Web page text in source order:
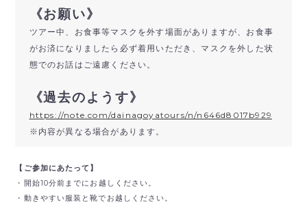
《お願い》
ツアー中、お食事等マスクを外す場面がありますが、お食事
がお済になりましたら必ず着用いただき、マスクを外した状
態でのお話はご遠慮ください。
《過去のようす》
https://note.com/dainagoyatours/n/n646d8017b929
※内容が異なる場合があります。
【ご参加にあたって】
・開始10分前までにお越しください。
・動きやすい服装と靴でお越しください。